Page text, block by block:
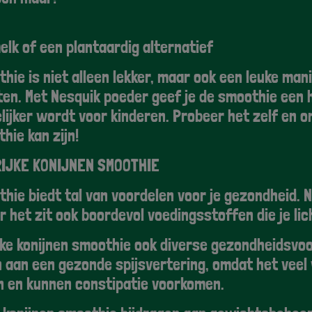
of een plantaardig alternatief
is niet alleen lekker, maar ook een leuke
Met Nesquik poeder geef je de smoothie een
wordt voor kinderen. Probeer het zelf en
kan zijn!
KONIJNEN SMOOTHIE
biedt tal van voordelen voor je gezondheid.
het zit ook boordevol voedingsstoffen die je
konijnen smoothie ook diverse
een gezonde spijsvertering, omdat het
en kunnen constipatie voorkomen.